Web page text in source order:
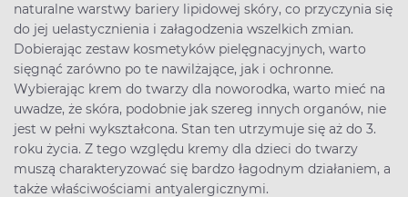
naturalne warstwy bariery lipidowej skóry, co przyczynia się
do jej uelastycznienia i załagodzenia wszelkich zmian.
Dobierając zestaw kosmetyków pielęgnacyjnych, warto
sięgnąć zarówno po te nawilżające, jak i ochronne.
Wybierając krem do twarzy dla noworodka, warto mieć na
uwadze, że skóra, podobnie jak szereg innych organów, nie
jest w pełni wykształcona. Stan ten utrzymuje się aż do 3.
roku życia. Z tego względu kremy dla dzieci do twarzy
muszą charakteryzować się bardzo łagodnym działaniem, a
także właściwościami antyalergicznymi.